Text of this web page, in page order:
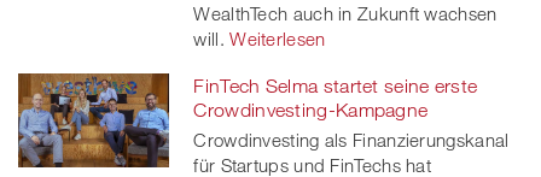
WealthTech auch in Zukunft wachsen
will. Weiterlesen
FinTech Selma startet seine erste
Crowdinvesting-Kampagne
Crowdinvesting als Finanzierungskanal
für Startups und FinTechs hat